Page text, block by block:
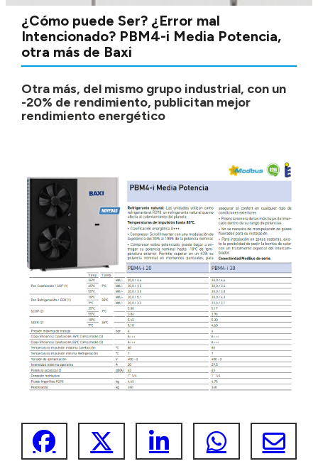
¿Cómo puede Ser? ¿Error mal
Intencionado? PBM4-i Media Potencia,
otra más de Baxi
Otra más, del mismo grupo industrial, con un
-20% de rendimiento, publicitan mejor
rendimiento energético